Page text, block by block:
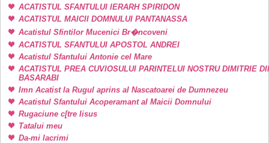
ACATISTUL SFANTULUI IERARH SPIRIDON
ACATISTUL MAICII DOMNULUI PANTANASSA
Acatistul Sfintilor Mucenici Br�ncoveni
ACATISTUL SFANTULUI APOSTOL ANDREI
Acatistul Sfantului Antonie cel Mare
ACATISTUL PREA CUVIOSULUI PARINTELUI NOSTRU DIMITRIE
BASARABI
Imn Acatist la Rugul aprins al Nascatoarei de Dumnezeu
Acatistul Sfantului Acoperamant al Maicii Domnului
Rugaciune c[tre Iisus
Tatalui meu
Da-mi lacrimi